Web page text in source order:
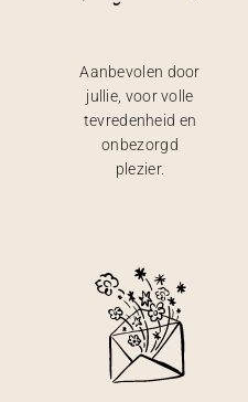
Aanbevolen door
jullie, voor volle
tevredenheid en
onbezorgd
plezier.